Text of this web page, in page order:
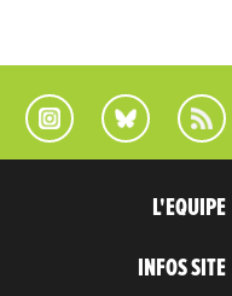
L'EQUIPE
INFOS SITE